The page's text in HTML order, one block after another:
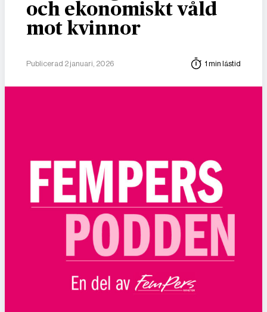
och ekonomiskt våld
mot kvinnor
Publicerad 2 januari, 2026 1 min lästid